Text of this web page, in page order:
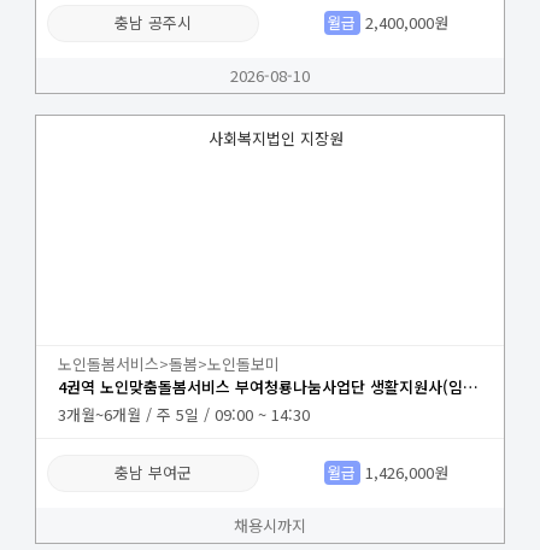
충남 공주시 월급 2,400,000원
2026-08-10
사회복지법인 지장원
노인돌봄서비스>돌봄>노인돌보미
4권역 노인맞춤돌봄서비스 부여청룡나눔사업단 생활지원사(임천면) 채용
3개월~6개월 / 주 5일 / 09:00 ~ 14:30
충남 부여군 월급 1,426,000원
채용시까지